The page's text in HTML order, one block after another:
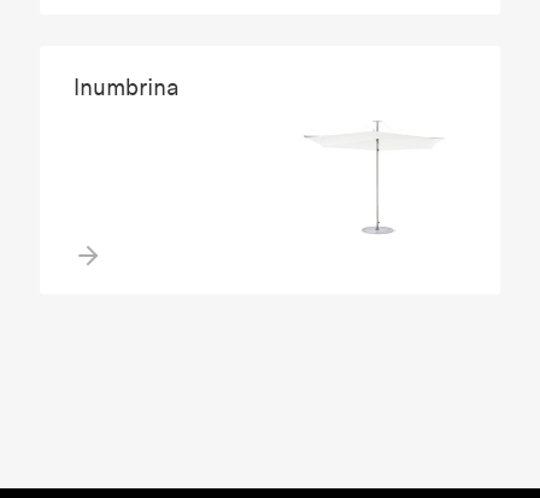
Inumbrina